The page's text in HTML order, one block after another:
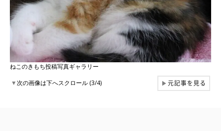
ねこのきもち投稿写真ギャラリー
▼次の画像は下へスクロール (3/4) ▶元記事を見る